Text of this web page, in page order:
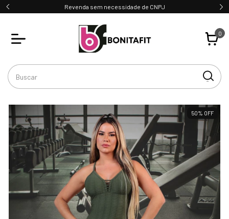
Revenda sem necessidade de CNPJ
0
50% OFF